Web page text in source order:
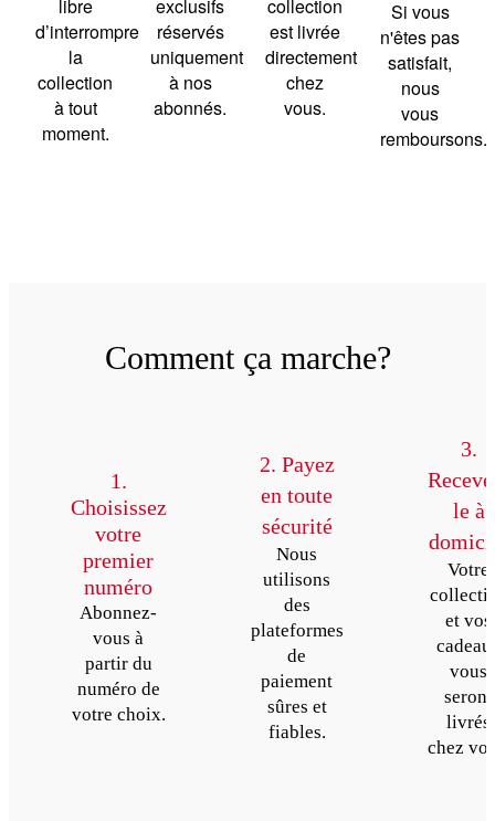
libre
d’interrompre
la
collection
à tout
moment.
exclusifs
réservés
uniquement
à nos
abonnés.
collection
est livrée
directement
chez
vous.
Si vous
n'êtes pas
satisfait,
nous
vous
remboursons.
Comment ça marche?
1.
Choisissez
votre
premier
numéro
Abonnez-
vous à
partir du
numéro de
votre choix.
2. Payez
en toute
sécurité
Nous
utilisons
des
plateformes
de
paiement
sûres et
fiables.
3.
le à
Votre
et vos
vous
seront
livrés
chez